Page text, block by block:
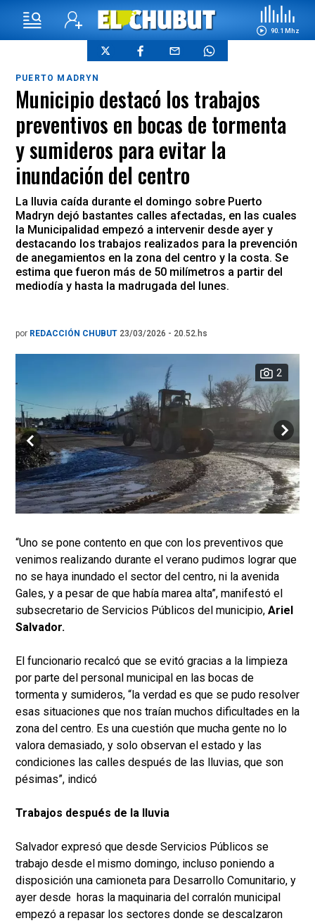
90.1 Mhz
PUERTO MADRYN
Municipio destacó los trabajos
preventivos en bocas de tormenta
y sumideros para evitar la
inundación del centro
La lluvia caída durante el domingo sobre Puerto
Madryn dejó bastantes calles afectadas, en las cuales
la Municipalidad empezó a intervenir desde ayer y
destacando los trabajos realizados para la prevención
de anegamientos en la zona del centro y la costa. Se
estima que fueron más de 50 milímetros a partir del
mediodía y hasta la madrugada del lunes.
por REDACCIÓN CHUBUT 23/03/2026 - 20.52.hs
2
“Uno se pone contento en que con los preventivos que
venimos realizando durante el verano pudimos lograr que
no se haya inundado el sector del centro, ni la avenida
Gales, y a pesar de que había marea alta”, manifestó el
subsecretario de Servicios Públicos del municipio, Ariel
Salvador.
El funcionario recalcó que se evitó gracias a la limpieza
por parte del personal municipal en las bocas de
tormenta y sumideros, “la verdad es que se pudo resolver
esas situaciones que nos traían muchos dificultades en la
zona del centro. Es una cuestión que mucha gente no lo
valora demasiado, y solo observan el estado y las
condiciones las calles después de las lluvias, que son
pésimas”, indicó
Trabajos después de la lluvia
Salvador expresó que desde Servicios Públicos se
trabajo desde el mismo domingo, incluso poniendo a
disposición una camioneta para Desarrollo Comunitario, y
ayer desde horas la maquinaria del corralón municipal
empezó a repasar los sectores donde se descalzaron